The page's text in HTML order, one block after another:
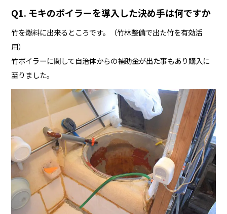
Q1. モキのボイラーを導入した決め手は何ですか
竹を燃料に出来るところです。（竹林整備で出た竹を有効活
用）
竹ボイラーに関して自治体からの補助金が出た事もあり購入に
至りました。